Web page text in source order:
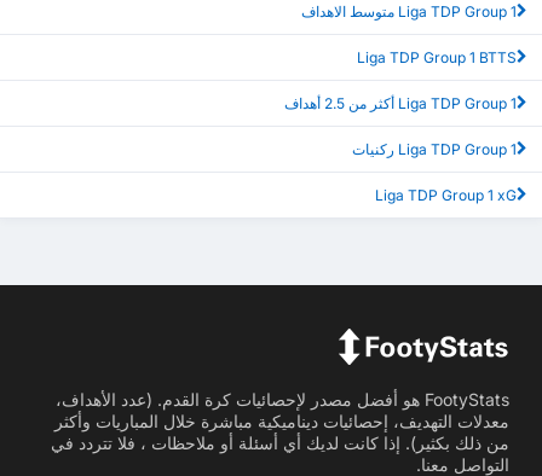
Liga TDP Group 1 متوسط الاهداف
Liga TDP Group 1 BTTS
Liga TDP Group 1 أكثر من 2.5 أهداف
Liga TDP Group 1 ركنيات
Liga TDP Group 1 xG
FootyStats هو أفضل مصدر لإحصائيات كرة القدم. (عدد الأهداف،
معدلات التهديف، إحصائيات ديناميكية مباشرة خلال المباريات وأكثر
من ذلك بكثير). إذا كانت لديك أي أسئلة أو ملاحظات ، فلا تتردد في
التواصل معنا.